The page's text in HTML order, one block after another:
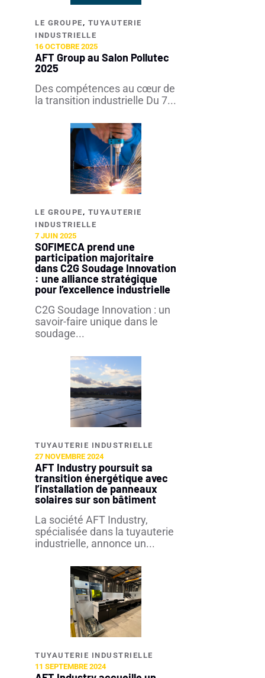
LE GROUPE , TUYAUTERIE
INDUSTRIELLE​
16 OCTOBRE 2025
AFT Group au Salon Pollutec
2025
Des compétences au cœur de
la transition industrielle Du 7...
LE GROUPE , TUYAUTERIE
INDUSTRIELLE​
7 JUIN 2025
SOFIMECA prend une
participation majoritaire
dans C2G Soudage Innovation
: une alliance stratégique
pour l’excellence industrielle
C2G Soudage Innovation : un
savoir-faire unique dans le
soudage...
TUYAUTERIE INDUSTRIELLE​
27 NOVEMBRE 2024
AFT Industry poursuit sa
transition énergétique avec
l’installation de panneaux
solaires sur son bâtiment
La société AFT Industry,
spécialisée dans la tuyauterie
industrielle, annonce un...
TUYAUTERIE INDUSTRIELLE​
11 SEPTEMBRE 2024